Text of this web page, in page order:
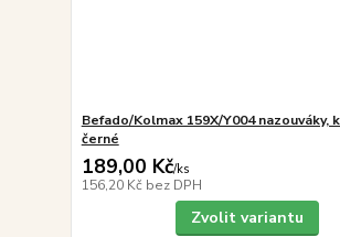
Befado/Kolmax 159X/Y004 nazouváky,
černé
189,00 Kč/ks
156,20 Kč bez DPH
Zvolit variantu